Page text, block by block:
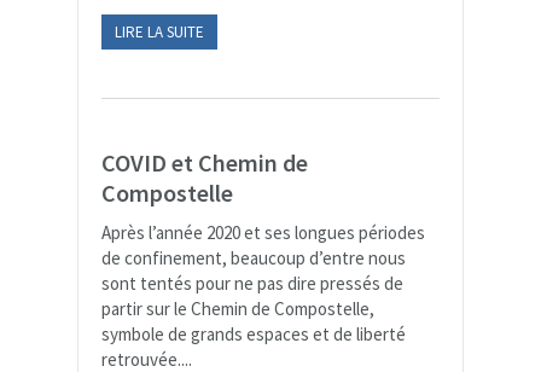
LIRE LA SUITE
COVID et Chemin de
Compostelle
Après l’année 2020 et ses longues périodes
de confinement, beaucoup d’entre nous
sont tentés pour ne pas dire pressés de
partir sur le Chemin de Compostelle,
symbole de grands espaces et de liberté
retrouvée....